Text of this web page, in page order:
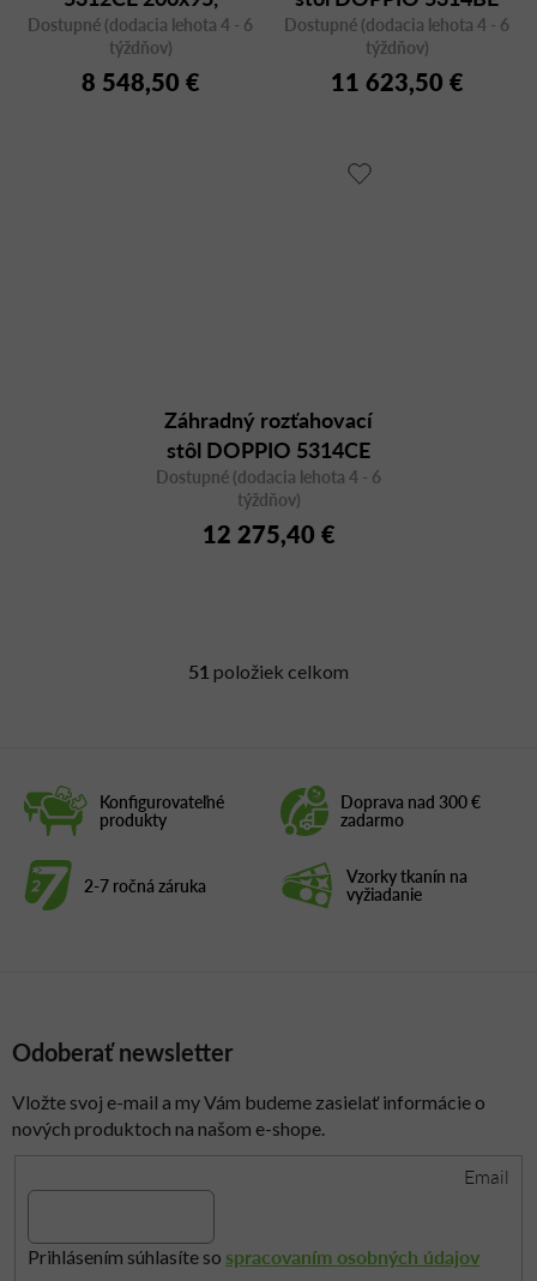
keramika
Dostupné (dodacia lehota 4 - 6
týždňov)
8 548,50 €
95x160/260, betón
Dostupné (dodacia lehota 4 - 6
týždňov)
11 623,50 €
Záhradný rozťahovací
stôl DOPPIO 5314CE
95x160/260, keramika
Dostupné (dodacia lehota 4 - 6
týždňov)
12 275,40 €
O
p
i
51 položiek celkom
Konfigurovateľné
produkty
Doprava nad 300 €
zadarmo
2-7 ročná záruka Vzorky tkanín na
vyžiadanie
Odoberať newsletter
Vložte svoj e-mail a my Vám budeme zasielať informácie o
nových produktoch na našom e-shope.
Email
Prihlásením súhlasíte so spracovaním osobných údajov